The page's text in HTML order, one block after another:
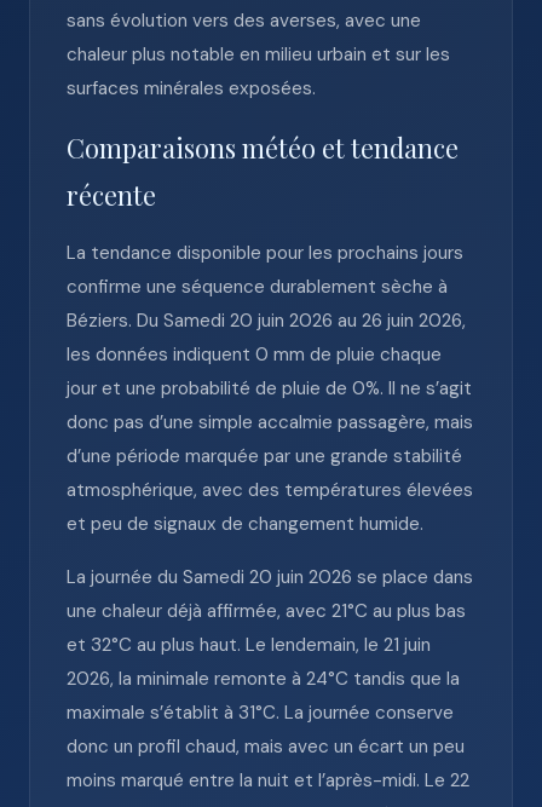
sans évolution vers des averses, avec une
chaleur plus notable en milieu urbain et sur les
surfaces minérales exposées.
Comparaisons météo et tendance
récente
La tendance disponible pour les prochains jours
confirme une séquence durablement sèche à
Béziers. Du Samedi 20 juin 2026 au 26 juin 2026,
les données indiquent 0 mm de pluie chaque
jour et une probabilité de pluie de 0%. Il ne s’agit
donc pas d’une simple accalmie passagère, mais
d’une période marquée par une grande stabilité
atmosphérique, avec des températures élevées
et peu de signaux de changement humide.
La journée du Samedi 20 juin 2026 se place dans
une chaleur déjà affirmée, avec 21°C au plus bas
et 32°C au plus haut. Le lendemain, le 21 juin
2026, la minimale remonte à 24°C tandis que la
maximale s’établit à 31°C. La journée conserve
donc un profil chaud, mais avec un écart un peu
moins marqué entre la nuit et l’après-midi. Le 22